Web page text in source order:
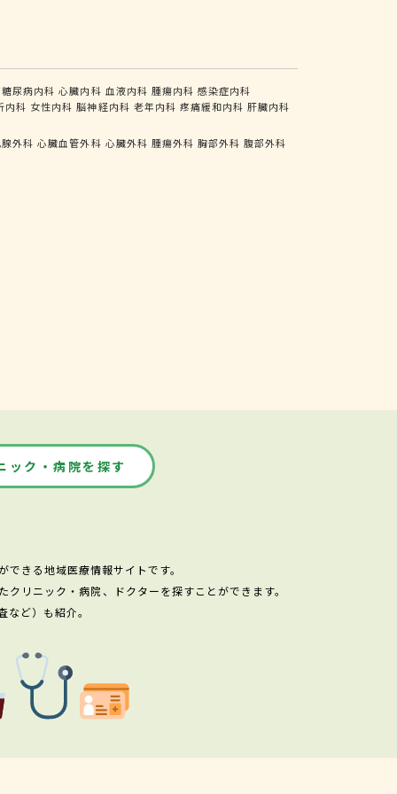
糖尿病内科 心臓内科 血液内科 腫瘍内科 感染症内科
内科 女性内科 脳神経内科 老年内科 疼痛緩和内科 肝臓内科
外科 心臓血管外科 心臓外科 腫瘍外科 胸部外科 腹部外科
ック・病院を探す
きる地域医療情報サイトです。
リニック・病院、ドクターを探すことができます。
ど）も紹介。